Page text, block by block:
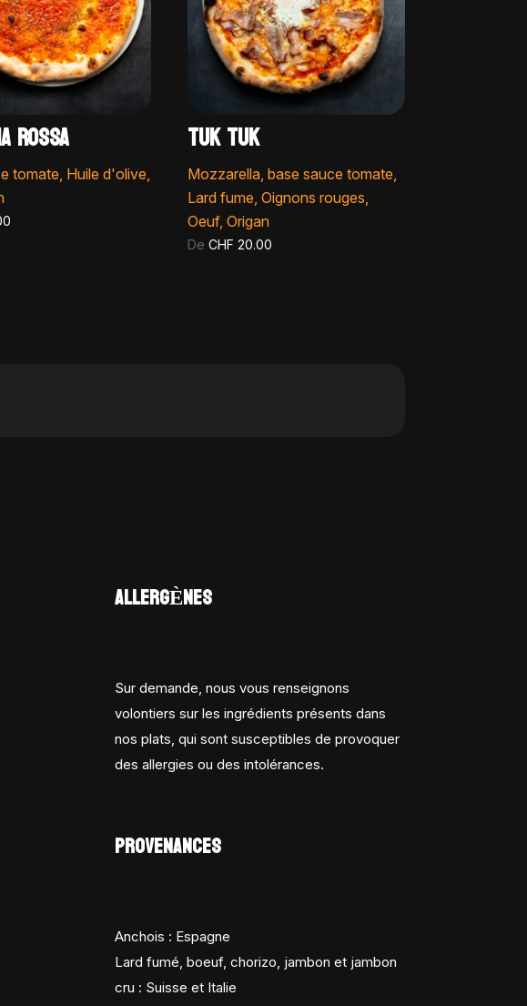
ROSSA
tomate, Huile d'olive,
TUK TUK
Mozzarella, base sauce tomate,
Lard fume, Oignons rouges,
Oeuf, Origan
DeCHF 20.00
ALLERGÈNES
Sur demande, nous vous renseignons
volontiers sur les ingrédients présents dans
nos plats, qui sont susceptibles de provoquer
des allergies ou des intolérances.
PROVENANCES
Anchois : Espagne
Lard fumé, boeuf, chorizo, jambon et jambon
cru : Suisse et Italie